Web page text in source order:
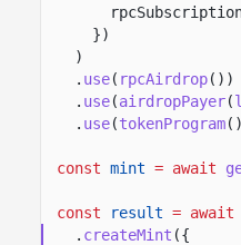
})
)
. use( rpcAirdrop())
. use(airdropPayer(
. use(tokenProgram
const mint = await
const result = await
. createMint ({